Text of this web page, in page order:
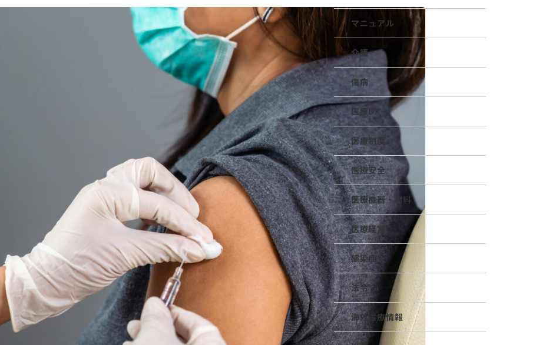
マニュアル
介護
傷病
医療DX
医療制度
医療安全
医療機器・材料
医療経営
感染症
法令
海外医療情報